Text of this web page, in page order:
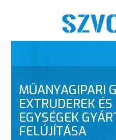
MŰANYAGIPARI
EXTRUDEREK
EGYSÉGEK
FELÚJÍTÁSA